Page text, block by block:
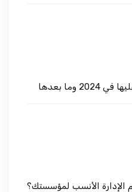
الإدارة الأنسب لمؤسستك؟